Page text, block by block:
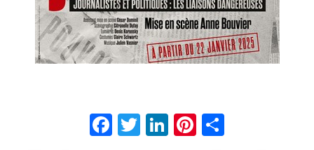
Facebook
Twitter
LinkedIn
Pinterest